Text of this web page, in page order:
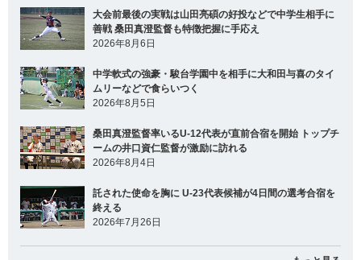
大会前最後の実戦は山田亮碩の好投などで中学生相手に
善戦 桑田真澄監督も特徴把握に手応え
2026年8月6日
中学軟式の強豪・駿台学園中を相手に大和田与喜のタイ
ムリーなどで食らいつく
2026年8月5日
桑田真澄監督率いるU-12代表が直前合宿を開始 トップチ
ームの井口資仁監督が激励に訪れる
2026年8月4日
託された使命を胸に U-23代表候補が4日間の選考合宿を
終える
2026年7月26日